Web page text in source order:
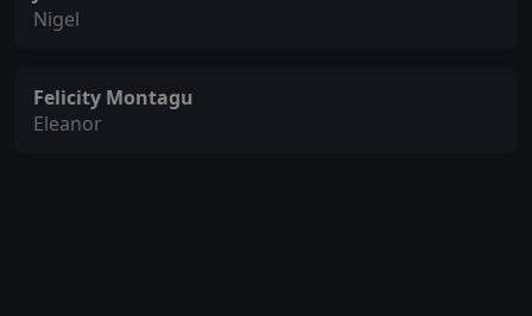
Nigel
Felicity Montagu
Eleanor